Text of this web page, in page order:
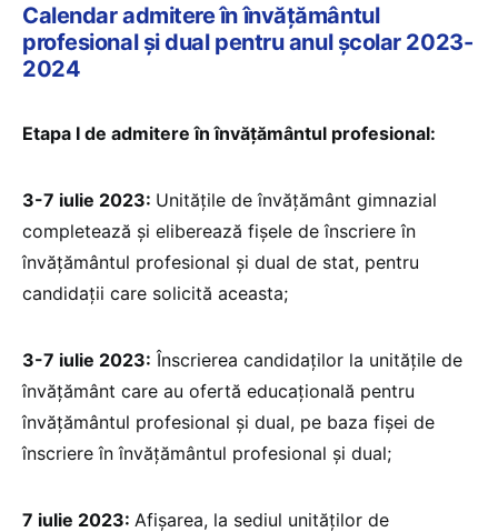
Calendar admitere în învățământul
profesional și dual pentru anul școlar 2023-
2024
Etapa I de admitere în învățământul profesional:
3-7 iulie 2023: Unitățile de învățământ gimnazial
completează și eliberează fișele de înscriere în
învățământul profesional și dual de stat, pentru
candidații care solicită aceasta;
3-7 iulie 2023: Înscrierea candidaților la unitățile de
învățământ care au ofertă educațională pentru
învățământul profesional și dual, pe baza fișei de
înscriere în învățământul profesional și dual;
7 iulie 2023: Afișarea, la sediul unităților de